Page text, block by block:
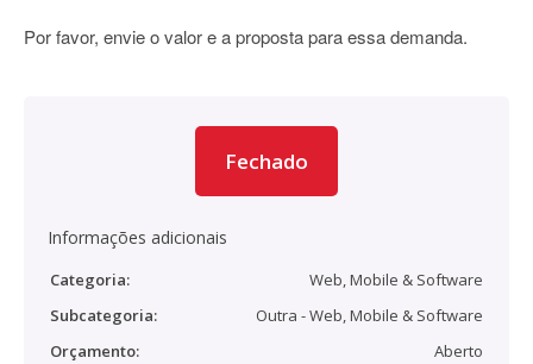
Por favor, envie o valor e a proposta para essa demanda.
Fechado
Informações adicionais
Categoria:
Web, Mobile & Software
Subcategoria:
Outra - Web, Mobile & Software
Orçamento:
Aberto